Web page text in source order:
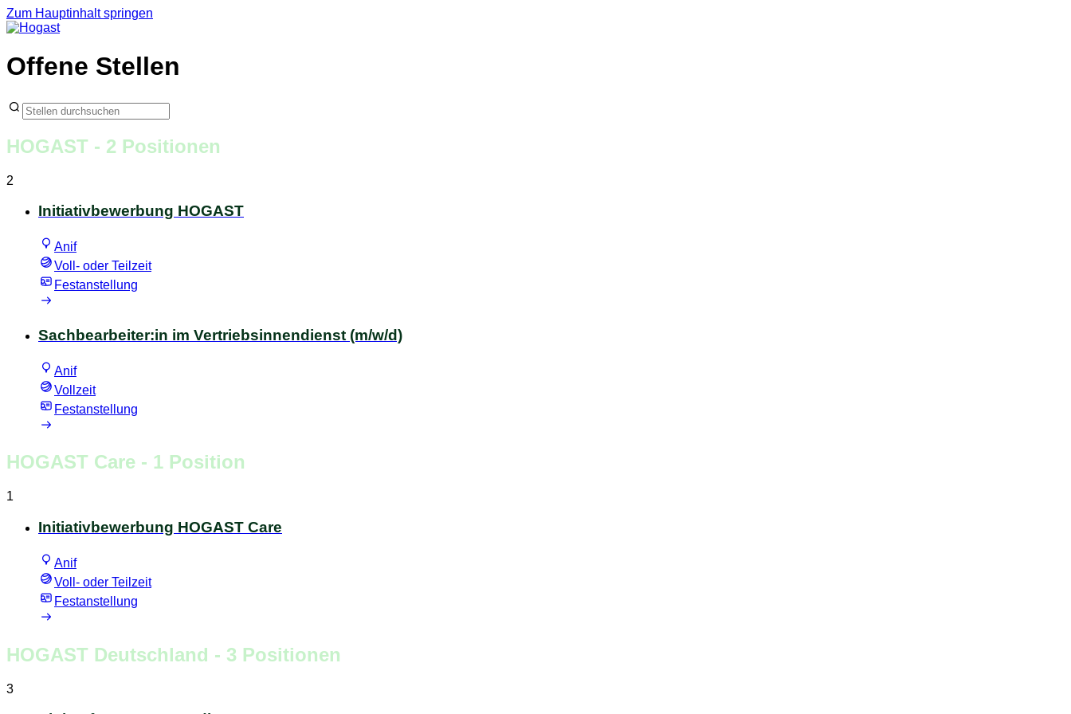
Zum Hauptinhalt springen
Offene Stellen
HOGAST - 2 Positionen
2
Initiativbewerbung HOGAST
Anif
Voll- oder Teilzeit
Festanstellung
Sachbearbeiter:in im Vertriebsinnendienst (m/w/d)
Anif
Vollzeit
Festanstellung
HOGAST Care - 1 Position
1
Initiativbewerbung HOGAST Care
Anif
Voll- oder Teilzeit
Festanstellung
HOGAST Deutschland - 3 Positionen
3